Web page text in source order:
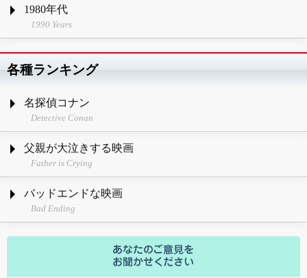
1980年代
1990 Years
各種ランキング
名探偵コナン
Detective Conan
父親が大泣きする映画
Father is Crying
バッドエンドな映画
Bad Ending